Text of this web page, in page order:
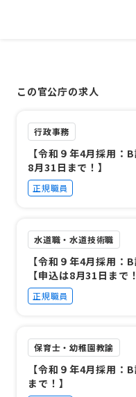
この官公庁の求人
行政事務
【令和９年4月採用：
8月31日まで！】
正規職員
水道職・水道技術職
【令和９年4月採用：
【申込は8月31日まで！
正規職員
保育士・幼稚園教諭
【令和９年4月採用：
まで！】